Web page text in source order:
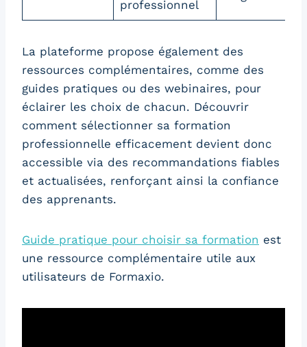
professionnel
La plateforme propose également des
ressources complémentaires, comme des
guides pratiques ou des webinaires, pour
éclairer les choix de chacun. Découvrir
comment sélectionner sa formation
professionnelle efficacement devient donc
accessible via des recommandations fiables
et actualisées, renforçant ainsi la confiance
des apprenants.
Guide pratique pour choisir sa formation est
une ressource complémentaire utile aux
utilisateurs de Formaxio.